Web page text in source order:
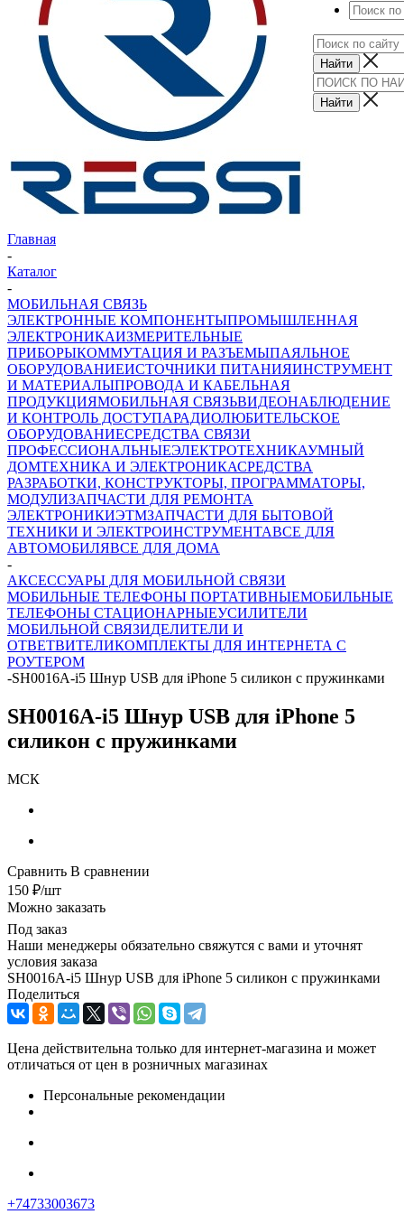
Главная
-
Каталог
-
МОБИЛЬНАЯ СВЯЗЬ
ЭЛЕКТРОННЫЕ КОМПОНЕНТЫПРОМЫШЛЕННАЯ
ЭЛЕКТРОНИКАИЗМЕРИТЕЛЬНЫЕ
ПРИБОРЫКОММУТАЦИЯ И РАЗЪЕМЫПАЯЛЬНОЕ
ОБОРУДОВАНИЕИСТОЧНИКИ ПИТАНИЯИНСТРУМЕНТ
И МАТЕРИАЛЫПРОВОДА И КАБЕЛЬНАЯ
ПРОДУКЦИЯМОБИЛЬНАЯ СВЯЗЬВИДЕОНАБЛЮДЕНИЕ
И КОНТРОЛЬ ДОСТУПАРАДИОЛЮБИТЕЛЬСКОЕ
ОБОРУДОВАНИЕСРЕДСТВА СВЯЗИ
ПРОФЕССИОНАЛЬНЫЕЭЛЕКТРОТЕХНИКАУМНЫЙ
ДОМТЕХНИКА И ЭЛЕКТРОНИКАСРЕДСТВА
РАЗРАБОТКИ, КОНСТРУКТОРЫ, ПРОГРАММАТОРЫ,
МОДУЛИЗАПЧАСТИ ДЛЯ РЕМОНТА
ЭЛЕКТРОНИКИЭТМЗАПЧАСТИ ДЛЯ БЫТОВОЙ
ТЕХНИКИ И ЭЛЕКТРОИНСТРУМЕНТАВСЕ ДЛЯ
АВТОМОБИЛЯВСЕ ДЛЯ ДОМА
-
АКСЕССУАРЫ ДЛЯ МОБИЛЬНОЙ СВЯЗИ
МОБИЛЬНЫЕ ТЕЛЕФОНЫ ПОРТАТИВНЫЕМОБИЛЬНЫЕ
ТЕЛЕФОНЫ СТАЦИОНАРНЫЕУСИЛИТЕЛИ
МОБИЛЬНОЙ СВЯЗИДЕЛИТЕЛИ И
ОТВЕТВИТЕЛИКОМПЛЕКТЫ ДЛЯ ИНТЕРНЕТА С
РОУТЕРОМ
-SH0016A-i5 Шнур USB для iPhone 5 силикон с пружинками
SH0016A-i5 Шнур USB для iPhone 5
силикон с пружинками
МСК
Сравнить В сравнении
150 ₽/шт
Можно заказать
Под заказ
Наши менеджеры обязательно свяжутся с вами и уточнят
условия заказа
SH0016A-i5 Шнур USB для iPhone 5 силикон с пружинками
Поделиться
Цена действительна только для интернет-магазина и может
отличаться от цен в розничных магазинах
Персональные рекомендации
+74733003673